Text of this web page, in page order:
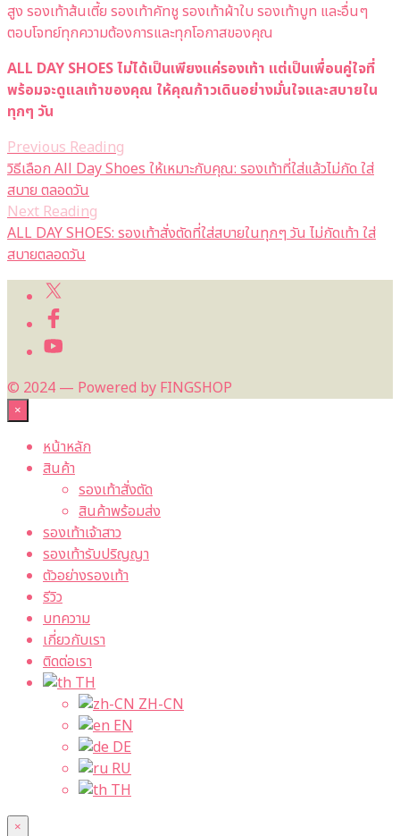
สูง รองเท้าส้นเตี้ย รองเท้าคัทชู รองเท้าผ้าใบ รองเท้าบูท และอื่นๆ
ตอบโจทย์ทุกความต้องการและทุกโอกาสของคุณ
ALL DAY SHOES ไม่ได้เป็นเพียงแค่รองเท้า แต่เป็นเพื่อนคู่ใจที่
พร้อมจะดูแลเท้าของคุณ ให้คุณก้าวเดินอย่างมั่นใจและสบายใน
ทุกๆ วัน
Previous Reading
วิธีเลือก All Day Shoes ให้เหมาะกับคุณ: รองเท้าที่ใส่แล้วไม่กัด ใส่
สบาย ตลอดวัน
Next Reading
ALL DAY SHOES: รองเท้าสั่งตัดที่ใส่สบายในทุกๆ วัน ไม่กัดเท้า ใส่
สบายตลอดวัน
© 2024 — Powered by FINGSHOP
×
หน้าหลัก
สินค้า
รองเท้าสั่งตัด
สินค้าพร้อมส่ง
รองเท้าเจ้าสาว
รองเท้ารับปริญญา
ตัวอย่างรองเท้า
รีวิว
บทความ
เกี่ยวกับเรา
ติดต่อเรา
TH
ZH-CN
EN
DE
RU
TH
×